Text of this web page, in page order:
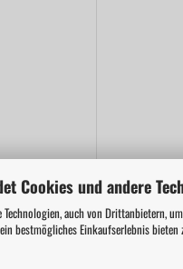
Cookies und andere
auch von Drittanbietern,
bestmögliches Einkaufserlebnis